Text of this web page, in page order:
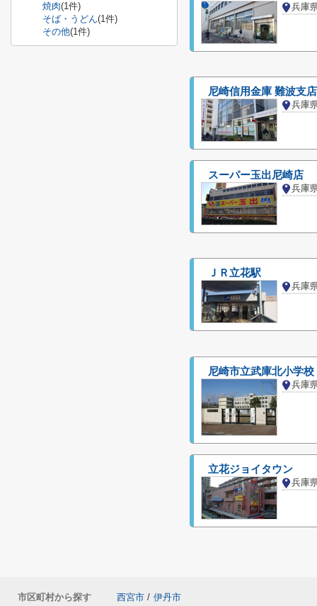
兵庫
尼崎信用金庫 難波支店
兵庫
スーパー玉出尼崎店
兵庫
ＪＲ立花駅
兵庫
尼崎市立武庫北小学校
兵庫
立花ジョイタウン
兵庫
焼肉(1件)
そば・うどん(1件)
その他(1件)
市区町村から探す 西宮市 / 伊丹市